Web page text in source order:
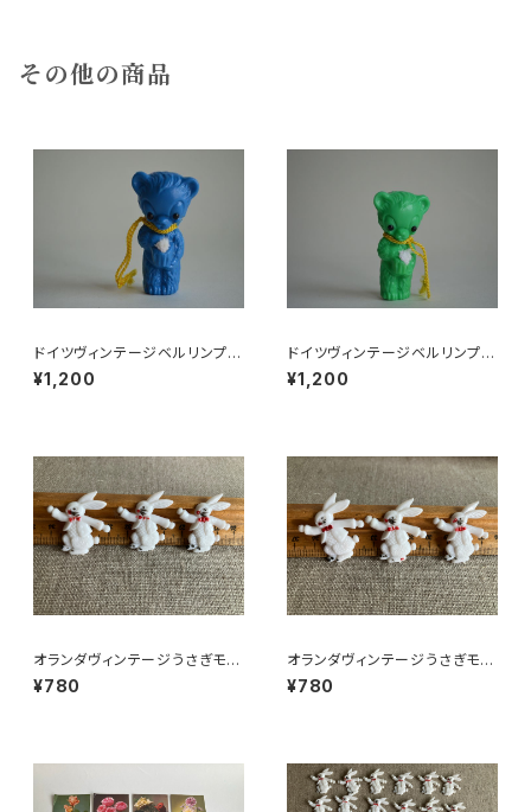
その他の商品
ドイツヴィンテージベルリンプラ
ベア青204
¥1,200
ドイツヴィンテージベルリンプラ
ベア緑112
¥1,200
オランダヴィンテージうさぎモチ
ーフプラパーツ30個セットZ
¥780
オランダヴィンテージうさぎモチ
ーフプラパーツ30個セットa5
¥780